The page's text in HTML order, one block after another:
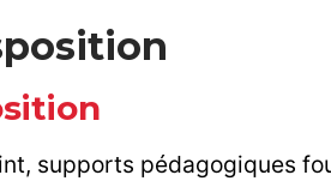
supports pédagogiques